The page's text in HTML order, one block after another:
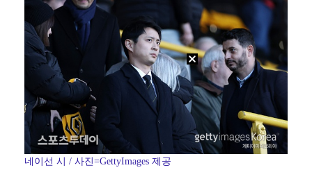
"기분 맞춰주려고" 축구협회, 외국인 심판 성접대 의혹…
네이선 시 / 사진=GettyImages 제공